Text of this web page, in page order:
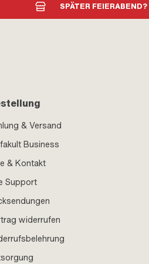
SPÄTER FEIERABEND?
& Versand
Business
& Kontakt
Support
widerrufen